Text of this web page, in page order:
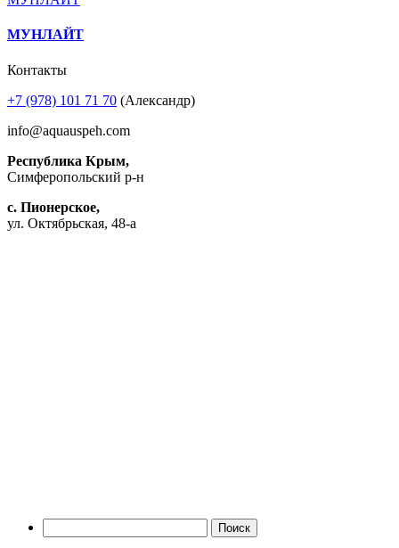
МУНЛАЙТ
Контакты
+7 (978) 101 71 70 (Александр)
info@aquauspeh.com
Республика Крым,
Симферопольский р-н
с. Пионерское,
ул. Октябрьская, 48-а